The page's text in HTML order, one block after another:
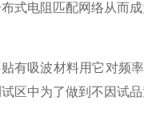
式电阻匹配网络从而成
吸波材料用它对频率
区中为了做到不因试